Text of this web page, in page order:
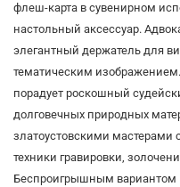
флеш-карта в сувенирном
настольный аксессуар.
элегантный держатель для
тематическим
порадует роскошный
долговечных природных
златоустовскими мастерами
техники гравировки,
Беспроигрышным вариантом